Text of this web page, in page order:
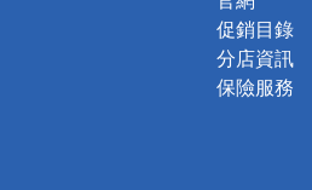
促銷目錄
分店資訊
保險服務